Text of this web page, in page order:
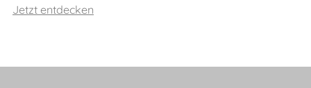
Jetzt entdecken